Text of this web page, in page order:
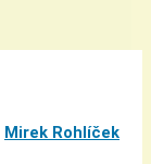
Mirek Rohlíček